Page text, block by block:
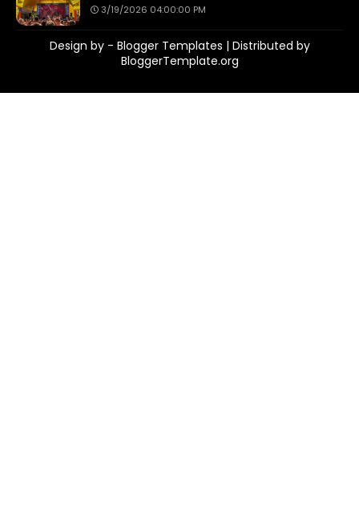
3/19/2026 04:00:00 PM
Design by - Blogger Templates | Distributed by
BloggerTemplate.org